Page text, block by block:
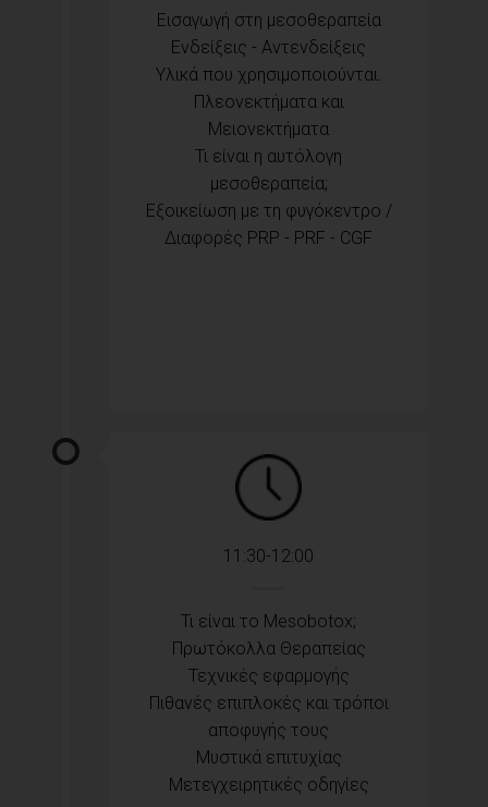
Εισαγωγή στη μεσοθεραπεία
Ενδείξεις - Αντενδείξεις
Υλικά που χρησιμοποιούνται.
Πλεονεκτήματα και
Μειονεκτήματα
Τι είναι η αυτόλογη
μεσοθεραπεία;
Εξοικείωση με τη φυγόκεντρο /
Διαφορές PRP - PRF - CGF
11:30-12:00
Τι είναι το Mesobotox;
Πρωτόκολλα Θεραπείας
Τεχνικές εφαρμογής
Πιθανές επιπλοκές και τρόποι
αποφυγής τους
Μυστικά επιτυχίας
Μετεγχειρητικές οδηγίες